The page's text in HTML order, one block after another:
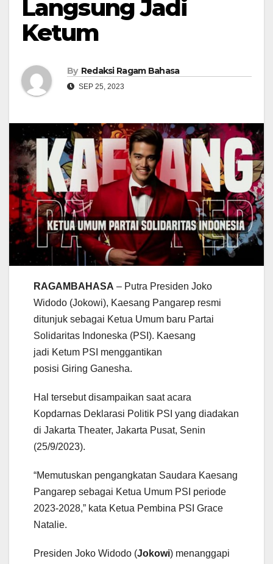
Langsung Jadi
Ketum
By Redaksi Ragam Bahasa
SEP 25, 2023
RAGAMBAHASA – Putra Presiden Joko
Widodo (Jokowi), Kaesang Pangarep resmi
ditunjuk sebagai Ketua Umum baru Partai
Solidaritas Indoneska (PSI). Kaesang
jadi Ketum PSI menggantikan
posisi Giring Ganesha.
Hal tersebut disampaikan saat acara
Kopdarnas Deklarasi Politik PSI yang diadakan
di Jakarta Theater, Jakarta Pusat, Senin
(25/9/2023).
“Memutuskan pengangkatan Saudara Kaesang
Pangarep sebagai Ketua Umum PSI periode
2023-2028,” kata Ketua Pembina PSI Grace
Natalie.
Presiden Joko Widodo (Jokowi) menanggapi